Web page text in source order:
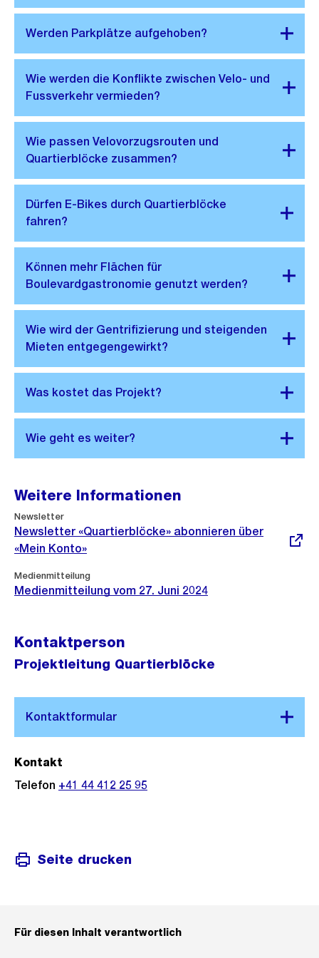
Weitere Informationen
Newsletter
Externer
Link:
Newsletter «Quartierblöcke» abonnieren über
«Mein Konto»
Medienmitteilung
Medienmitteilung vom 27. Juni 2024
Kontaktperson
Projektleitung Quartierblöcke
Kontakt
Telefon +41 44 412 25 95
Seite drucken
Für diesen Inhalt verantwortlich